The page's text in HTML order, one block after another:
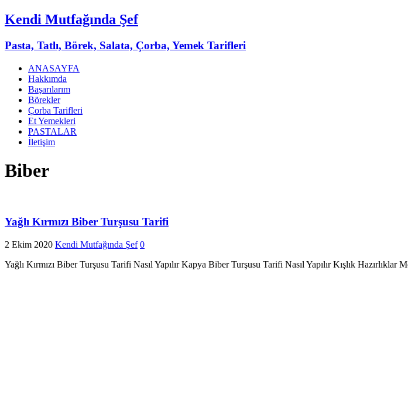
Kendi Mutfağında Şef
Pasta, Tatlı, Börek, Salata, Çorba, Yemek Tarifleri
ANASAYFA
Hakkımda
Başarılarım
Börekler
Çorba Tarifleri
Et Yemekleri
PASTALAR
İletişim
Biber
Yağlı Kırmızı Biber Turşusu Tarifi
2 Ekim 2020 Kendi Mutfağında Şef 0
Yağlı Kırmızı Biber Turşusu Tarifi Nasıl Yapılır Kapya Biber Turşusu Tarifi Nasıl Yapılır Kışlık